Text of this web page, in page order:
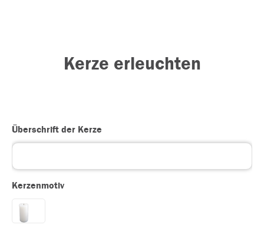
Kerze erleuchten
Überschrift der Kerze
Kerzenmotiv